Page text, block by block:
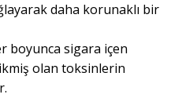
daha korunaklı bir
boyunca sigara içen
olan toksinlerin